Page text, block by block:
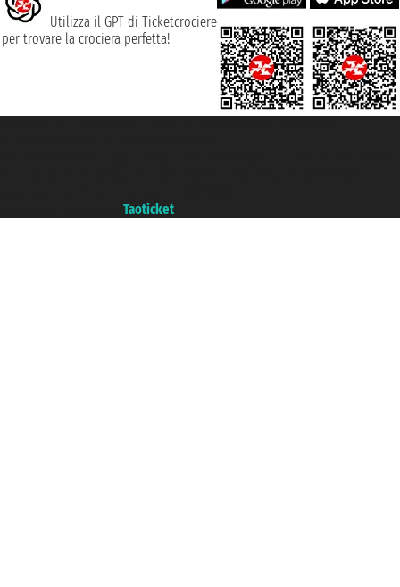
Utilizza il GPT di Ticketcrociere
per trovare la crociera perfetta!
Taoticket